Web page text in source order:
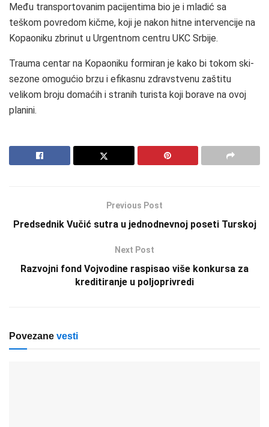
Među transportovanim pacijentima bio je i mladić sa
teškom povredom kičme, koji je nakon hitne intervencije na
Kopaoniku zbrinut u Urgentnom centru UKC Srbije.
Trauma centar na Kopaoniku formiran je kako bi tokom ski-
sezone omogućio brzu i efikasnu zdravstvenu zaštitu
velikom broju domaćih i stranih turista koji borave na ovoj
planini.
Previous Post
Predsednik Vučić sutra u jednodnevnoj poseti Turskoj
Next Post
Razvojni fond Vojvodine raspisao više konkursa za
kreditiranje u poljoprivredi
Povezane vesti